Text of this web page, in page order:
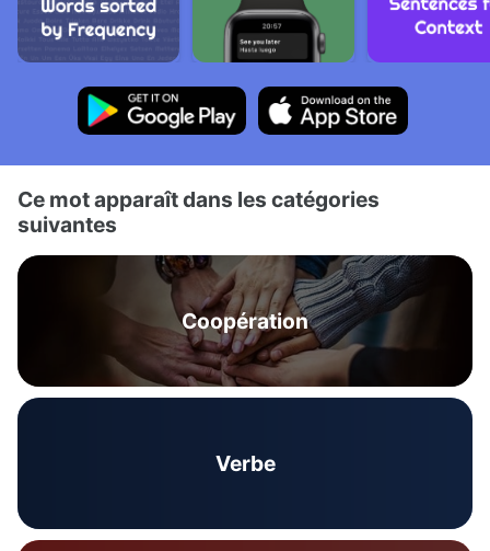
Ce mot apparaît dans les catégories
suivantes
Coopération
Verbe